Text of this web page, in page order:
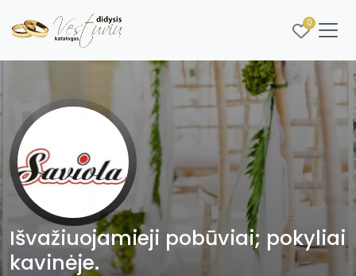
0
Išvažiuojamieji pobūviai; pokyliai
kavinėje.